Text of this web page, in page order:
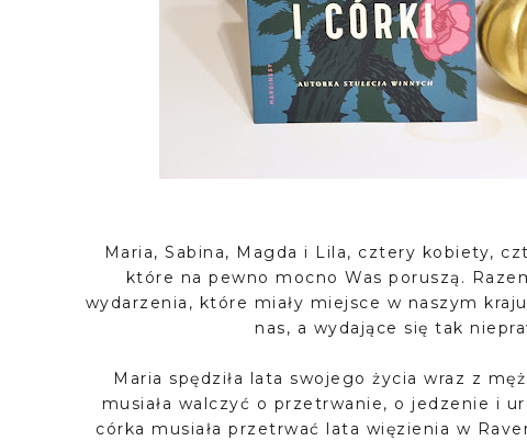
Maria, Sabina, Magda i Lila, cztery kobiety,
które na pewno mocno Was poruszą.
wydarzenia, które miały miejsce w naszym
nas, a wydające się tak
Maria spędziła lata swojego życia wraz z
musiała walczyć o przetrwanie, o jedzenie i
córka musiała przetrwać lata więzienia w